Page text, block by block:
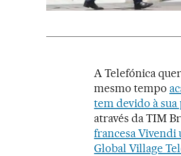
A Telefónica
mesmo tempo
tem devido à
através da TIM
francesa
Global Village